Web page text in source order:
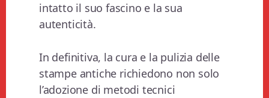
intatto il suo fascino e la sua
autenticità.
In definitiva, la cura e la pulizia delle
stampe antiche richiedono non solo
l’adozione di metodi tecnici